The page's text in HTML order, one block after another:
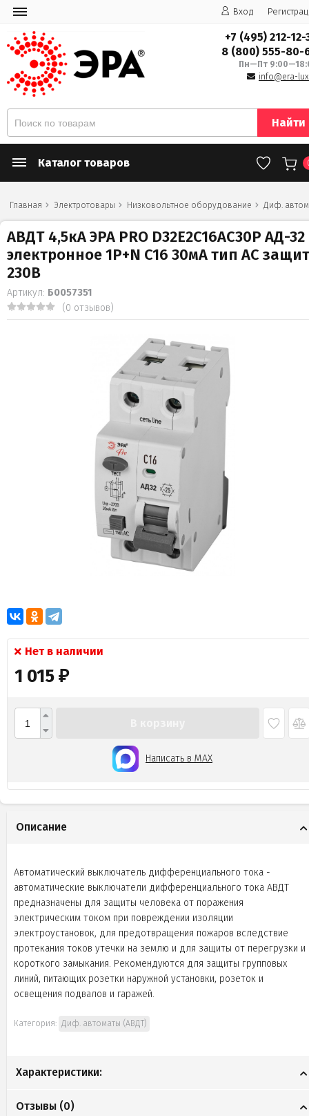
Вход
+7 (495) 212-12-
8 (800) 555-80-
Пн—Пт
info@era-
Найти
Каталог товаров
Главная Электротовары Низковольтное оборудование Диф.
АВДТ 4,5кА ЭРА PRO D32E2C16АC30P АД-32
электронное 1P+N C16 30мА тип АC
230В
Артикул: Б0057351
(0 отзывов)
Нет в наличии
1 015 ₽
Написать в MAX
Описание
Автоматический выключатель дифференциального тока -
автоматические выключатели дифференциального тока АВДТ
предназначены для защиты человека от поражения
электрическим током при повреждении изоляции
электроустановок, для предотвращения пожаров вследствие
протекания токов утечки на землю и для защиты от перегрузки и
короткого замыкания. Рекомендуются для защиты групповых
линий, питающих розетки наружной установки, розеток и
освещения подвалов и гаражей.
Категория: Диф. автоматы (АВДТ)
Характеристики:
Отзывы (0)